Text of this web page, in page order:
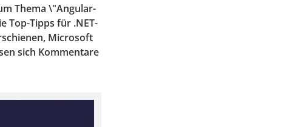
Thema \"Angular-
Top-Tipps für .NET-
Microsoft
sich Kommentare